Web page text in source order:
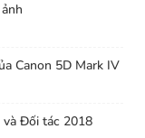
Canon 5D Mark IV
hàng và Đối tác 2018